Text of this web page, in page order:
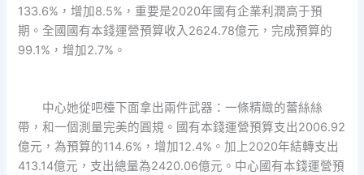
133.6%，增加8.5%，重要是2020年國有企業利潤高于預
期。全國國有本錢運營預算收入2624.78億元，完成預算的
99.1%，增加2.7%。
中心她從吧檯下面拿出兩件武器：一條精緻的蕾絲絲
帶，和一個測量完美的圓規。國有本錢運營預算支出2006.92
億元，為預算的114.6%，增加12.4%。加上2020年結轉支出
413.14億元，支出總量為2420.06億元。中心國有本錢運營預